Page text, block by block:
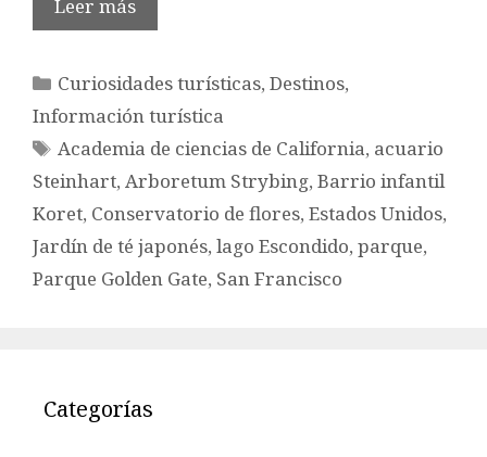
Leer más
Categorías
Curiosidades turísticas,Destinos,
Información turística
Etiquetas
Academia de ciencias de California, acuario
Steinhart, Arboretum Strybing, Barrio infantil
Koret, Conservatorio de flores, Estados Unidos,
Jardín de té japonés, lago Escondido, parque,
Parque Golden Gate, San Francisco
Categorías